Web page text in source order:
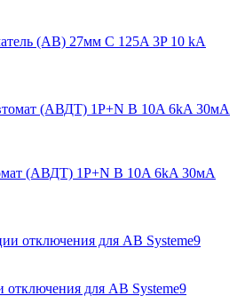
(АВ) 27мм C 125A 3P 10 kA
(АВДТ) 1P+N B 10A 6kA 30мА
отключения для АВ Systeme9